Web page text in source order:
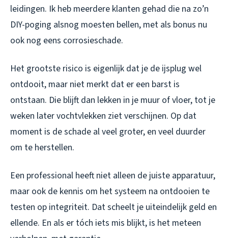
leidingen. Ik heb meerdere klanten gehad die na zo’n
DIY-poging alsnog moesten bellen, met als bonus nu
ook nog eens corrosieschade.
Het grootste risico is eigenlijk dat je de ijsplug wel
ontdooit, maar niet merkt dat er een barst is
ontstaan. Die blijft dan lekken in je muur of vloer, tot je
weken later vochtvlekken ziet verschijnen. Op dat
moment is de schade al veel groter, en veel duurder
om te herstellen.
Een professional heeft niet alleen de juiste apparatuur,
maar ook de kennis om het systeem na ontdooien te
testen op integriteit. Dat scheelt je uiteindelijk geld en
ellende. En als er tóch iets mis blijkt, is het meteen